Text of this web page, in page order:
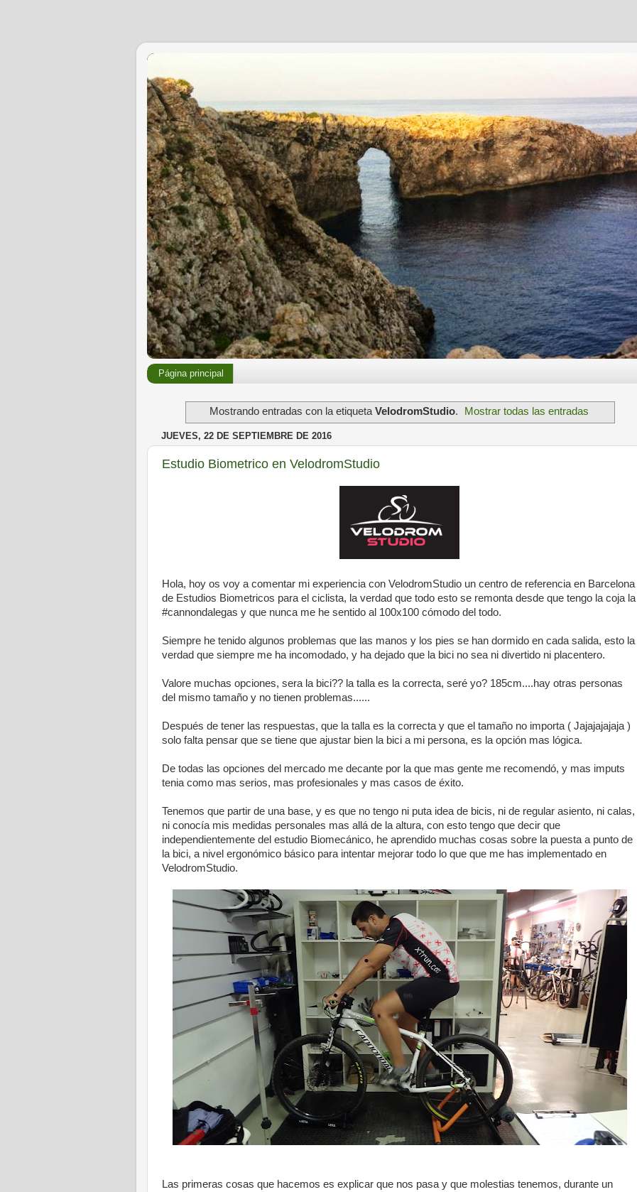
Página principal
Mostrando entradas con la etiquetaVelodromStudio. Mostrar todas las entradas
JUEVES, 22 DE SEPTIEMBRE DE 2016
Estudio Biometrico en VelodromStudio
Hola, hoy os voy a comentar mi experiencia con VelodromStudio un centro de referencia en Barcelona
de Estudios Biometricos para el ciclista, la verdad que todo esto se remonta desde que tengo la coja la
#cannondalegas y que nunca me he sentido al 100x100 cómodo del todo.
Siempre he tenido algunos problemas que las manos y los pies se han dormido en cada salida, esto la
verdad que siempre me ha incomodado, y ha dejado que la bici no sea ni divertido ni placentero.
Valore muchas opciones, sera la bici?? la talla es la correcta, seré yo? 185cm....hay otras personas
del mismo tamaño y no tienen problemas......
Después de tener las respuestas, que la talla es la correcta y que el tamaño no importa ( Jajajajajaja )
solo falta pensar que se tiene que ajustar bien la bici a mi persona, es la opción mas lógica.
De todas las opciones del mercado me decante por la que mas gente me recomendó, y mas imputs
tenia como mas serios, mas profesionales y mas casos de éxito.
Tenemos que partir de una base, y es que no tengo ni puta idea de bicis, ni de regular asiento, ni calas,
ni conocía mis medidas personales mas allá de la altura, con esto tengo que decir que
independientemente del estudio Biomecánico, he aprendido muchas cosas sobre la puesta a punto de
la bici, a nivel ergonómico básico para intentar mejorar todo lo que que me has implementado en
VelodromStudio.
Las primeras cosas que hacemos es explicar que nos pasa y que molestias tenemos, durante un